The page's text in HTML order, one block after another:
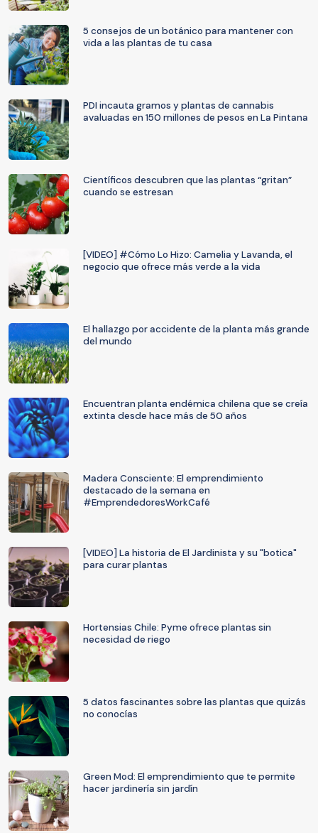
5 consejos de un botánico para mantener con
vida a las plantas de tu casa
PDI incauta gramos y plantas de cannabis
avaluadas en 150 millones de pesos en La Pintana
Científicos descubren que las plantas “gritan”
cuando se estresan
[VIDEO] #Cómo Lo Hizo: Camelia y Lavanda, el
negocio que ofrece más verde a la vida
El hallazgo por accidente de la planta más grande
del mundo
Encuentran planta endémica chilena que se creía
extinta desde hace más de 50 años
Madera Consciente: El emprendimiento
destacado de la semana en
#EmprendedoresWorkCafé
[VIDEO] La historia de El Jardinista y su "botica"
para curar plantas
Hortensias Chile: Pyme ofrece plantas sin
necesidad de riego
5 datos fascinantes sobre las plantas que quizás
no conocías
Green Mod: El emprendimiento que te permite
hacer jardinería sin jardín